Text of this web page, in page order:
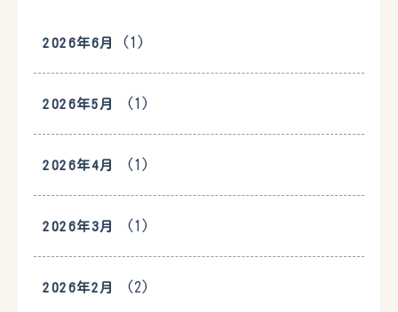
2026年6月 (1)
2026年5月 (1)
2026年4月 (1)
2026年3月 (1)
2026年2月 (2)